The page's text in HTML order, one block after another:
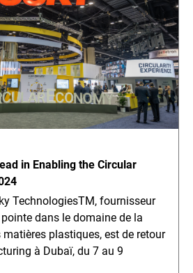
in Enabling the Circular
TechnologiesTM, fournisseur
dans le domaine de la
plastiques, est de retour
à Dubaï, du 7 au 9